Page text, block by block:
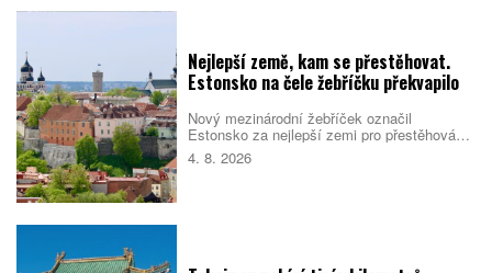
Nejlepší země, kam se přestěhovat.
Estonsko na čele žebříčku překvapilo
Nový mezinárodní žebříček označil
Estonsko za nejlepší zemi pro přestěhování
v roce 2026. Pobaltský stát se umístil před
Singapurem i Malajsií díky kombinaci
4. 8. 2026